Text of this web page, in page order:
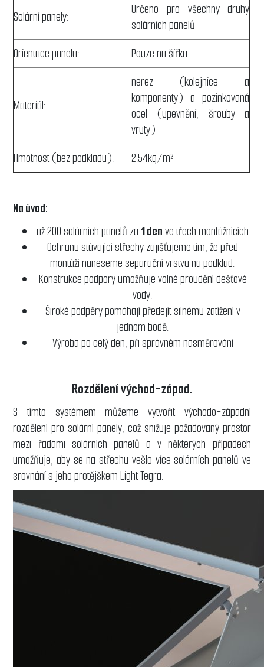
Solární panely:
Určeno pro všechny druhy
solárních panelů
Orientace panelu:
Pouze na šířku
Materiál:
nerez(kolejnice a
komponenty)a pozinkovaná
ocel(upevnění, šrouby a
vruty)
Hmotnost (bez podkladu):
2.54kg/m²
Na úvod:
až 200 solárních panelů za1 denve třech montážnících
Ochranu stávající střechy zajišťujeme tím, že před
montáží naneseme separační vrstvu na podklad.
Konstrukce podpory umožňuje volné proudění dešťové
vody.
Široké podpěry pomáhají předejít silnému zatížení v
jednom bodě.
Výroba po celý den, při správném nasměrování
Rozdělení východ-západ.
S tímto systémem můžeme vytvořit východo-západní
rozdělení pro solární panely, což snižuje požadovaný prostor
mezi řadami solárních panelů a v některých případech
umožňuje, aby se na střechu vešlo více solárních panelů ve
srovnání s jeho protějškem Light Tegra.